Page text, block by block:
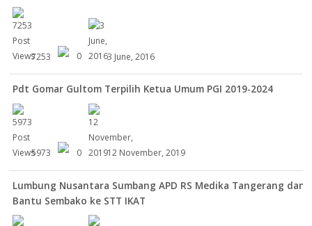
7253 0 3 June, 2016
Pdt Gomar Gultom Terpilih Ketua Umum PGI 2019-2024
5973 0 12 November, 2019
Lumbung Nusantara Sumbang APD RS Medika Tangerang dan
Bantu Sembako ke STT IKAT